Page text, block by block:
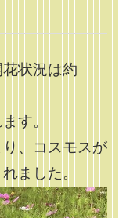
状況は約
す。
り、コスモスが
ました。